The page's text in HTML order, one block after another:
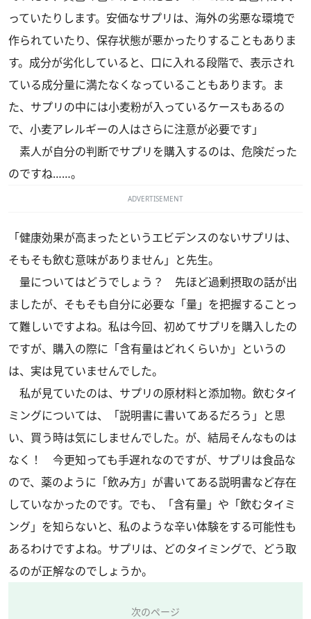
っていたりします。安価なサプリは、海外の劣悪な環境で
作られていたり、保存状態が悪かったりすることもありま
す。成分が劣化していると、口に入れる段階で、表示され
ている成分量に満たなくなっていることもあります。ま
た、サプリの中には小麦粉が入っているケースもあるの
で、小麦アレルギーの人はさらに注意が必要です」
素人が自分の判断でサプリを購入するのは、危険だった
のですね……。
ADVERTISEMENT
「健康効果が高まったというエビデンスのないサプリは、
そもそも飲む意味がありません」と先生。
量についてはどうでしょう？ 先ほど過剰摂取の話が出
ましたが、そもそも自分に必要な「量」を把握することっ
て難しいですよね。私は今回、初めてサプリを購入したの
ですが、購入の際に「含有量はどれくらいか」というの
は、実は見ていませんでした。
私が見ていたのは、サプリの原材料と添加物。飲むタイ
ミングについては、「説明書に書いてあるだろう」と思
い、買う時は気にしませんでした。が、結局そんなものは
なく！ 今更知っても手遅れなのですが、サプリは食品な
ので、薬のように「飲み方」が書いてある説明書など存在
していなかったのです。でも、「含有量」や「飲むタイミ
ング」を知らないと、私のような辛い体験をする可能性も
あるわけですよね。サプリは、どのタイミングで、どう取
るのが正解なのでしょうか。
次のページ